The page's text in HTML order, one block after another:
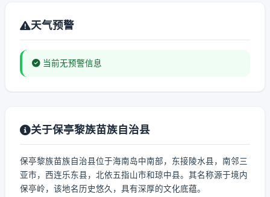
天气预警
当前无预警信息
关于保亭黎族苗族自治县
保亭黎族苗族自治县位于海南岛中南部，东接陵水县，南邻三
亚市，西连乐东县，北依五指山市和琼中县。其名称源于境内
保亭岭，该地名历史悠久，具有深厚的文化底蕴。